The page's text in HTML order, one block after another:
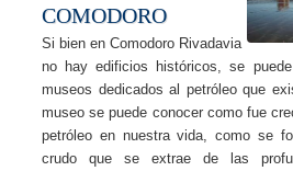
COMODORO
Si bien en Comodoro Rivadavia
no hay edificios históricos, se
museos dedicados al petróleo que
museo se puede conocer como fue
petróleo en nuestra vida, como se
crudo que se extrae de las